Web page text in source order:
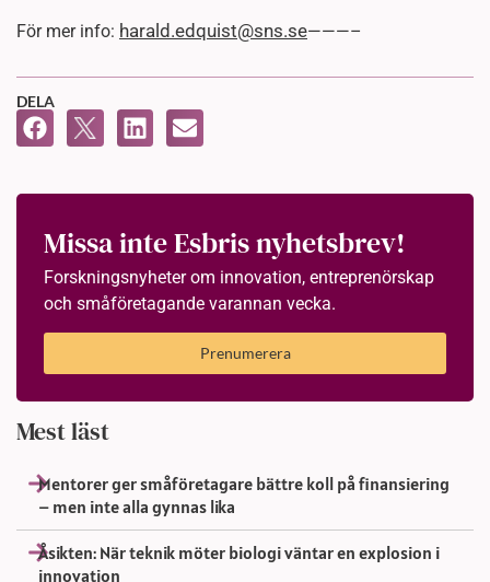
För mer info: harald.edquist@sns.se———–
DELA
Missa inte Esbris nyhetsbrev!
Forskningsnyheter om innovation, entreprenörskap
och småföretagande varannan vecka.
Prenumerera
Mest läst
Mentorer ger småföretagare bättre koll på finansiering
– men inte alla gynnas lika
Åsikten: När teknik möter biologi väntar en explosion i
innovation